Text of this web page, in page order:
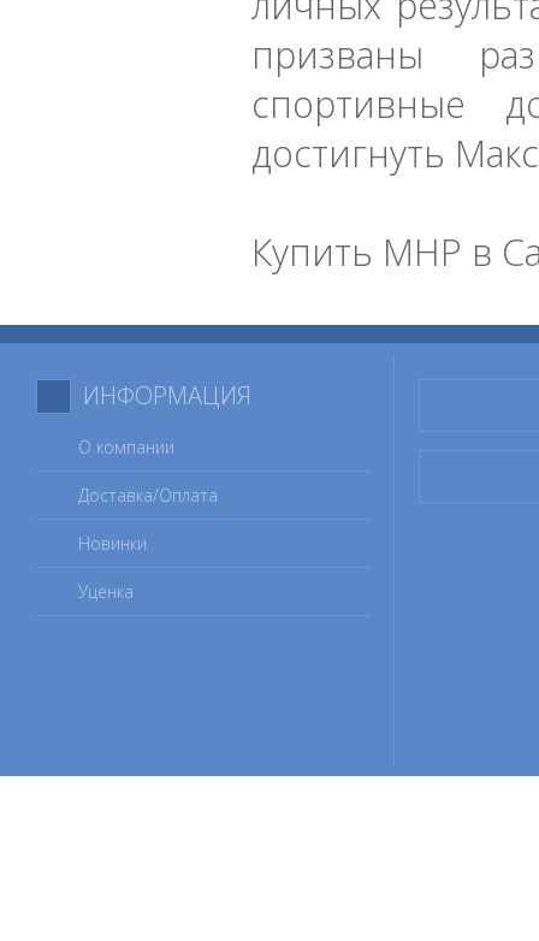
призваны
спортивные
достигнуть
Купить МНР в
ИНФОРМАЦИЯ
О компании
Доставка/Оплата
Новинки
Уценка